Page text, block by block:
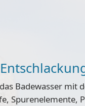
Badewasser
Spurenelemente,